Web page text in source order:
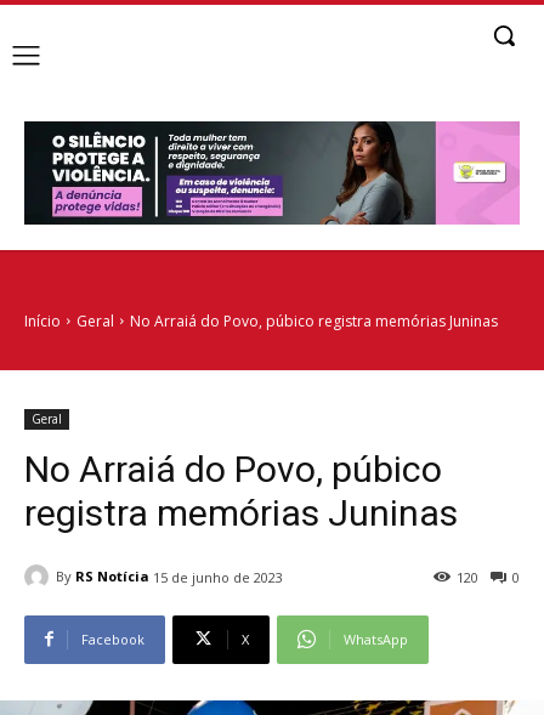
Início Geral No Arraiá do Povo, púbico registra memórias Juninas
Geral
No Arraiá do Povo, púbico
registra memórias Juninas
By RS Notícia 15 de junho de 2023 0
120
Facebook X WhatsApp